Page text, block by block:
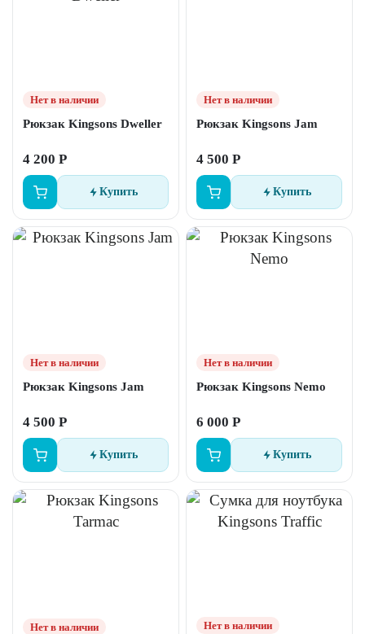
Нет в наличии
Рюкзак Kingsons Dweller
4 200 Р
Купить
Нет в наличии
Рюкзак Kingsons Jam
4 500 Р
Купить
Нет в наличии
Рюкзак Kingsons Jam
4 500 Р
Купить
Нет в наличии
Рюкзак Kingsons Nemo
6 000 Р
Купить
Нет в наличии Нет в наличии